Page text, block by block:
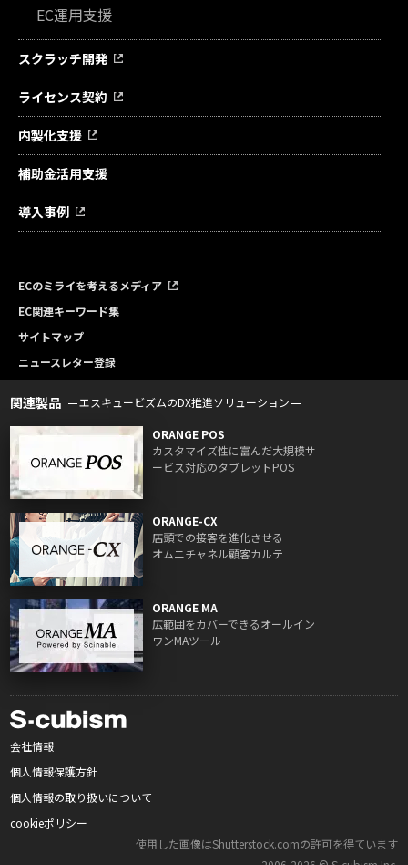
EC運用支援
スクラッチ開発
ライセンス契約
内製化支援
補助金活用支援
導入事例
ECのミライを考えるメディア
EC関連キーワード集
サイトマップ
ニュースレター登録
関連製品 エスキュービズムのDX推進ソリューション
ORANGE POS
カスタマイズ性に富んだ大規模サ
ービス対応のタブレットPOS
ORANGE-CX
店頭での接客を進化させる
オムニチャネル顧客カルテ
ORANGE MA
広範囲をカバーできるオールイン
ワンMAツール
会社情報
個人情報保護方針
個人情報の取り扱いについて
cookieポリシー
使用した画像はShutterstock.comの許可を得ています